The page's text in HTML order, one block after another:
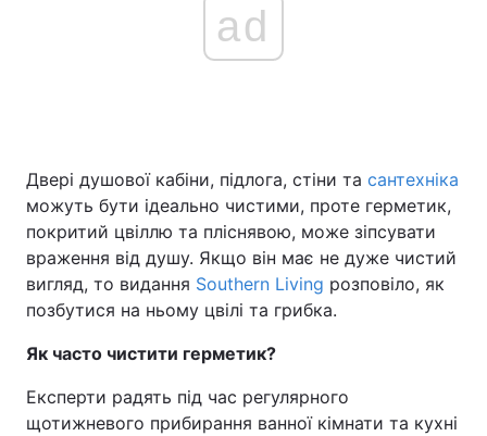
Головна Війна
Україна Політика
Економіка Світ
Спорт Наука
Техно і зв'язок Лайт
ad
Двері душової кабіни, підлога, стіни та сантехніка
можуть бути ідеально чистими, проте герметик,
покритий цвіллю та пліснявою, може зіпсувати
враження від душу. Якщо він має не дуже чистий
вигляд, то видання Southern Living розповіло, як
позбутися на ньому цвілі та грибка.
Як часто чистити герметик?
Експерти радять під час регулярного
щотижневого прибирання ванної кімнати та кухні